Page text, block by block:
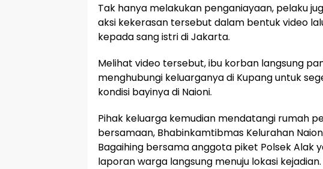
Tak hanya melakukan penganiayaan, pelaku
aksi kekerasan tersebut dalam bentuk video
kepada sang istri di Jakarta.
Melihat video tersebut, ibu korban langsung
menghubungi keluarganya di Kupang untuk
kondisi bayinya di Naioni.
Pihak keluarga kemudian mendatangi rumah
bersamaan, Bhabinkamtibmas Kelurahan
Bagaihing bersama anggota piket Polsek Alak
laporan warga langsung menuju lokasi kejadian.